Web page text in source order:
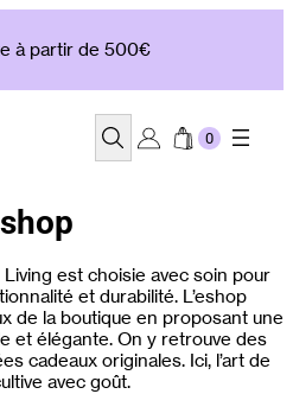
à partir de 500€
Recherche
est choisie avec soin pour
et durabilité. L’eshop
de la boutique en proposant une
et élégante. On y retrouve des
cadeaux originales. Ici, l’art de
avec goût.